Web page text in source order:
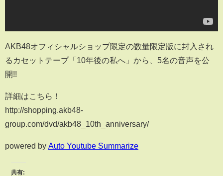
AKB48オフィシャルショップ限定の数量限定版に封入され
るカセットテープ「10年後の私へ」から、5名の音声を公
開!!
詳細はこちら！
http://shopping.akb48-
group.com/dvd/akb48_10th_anniversary/
powered by Auto Youtube Summarize
共有: